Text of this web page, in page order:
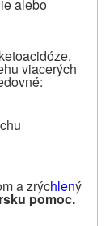
alebo
viacerých
a zrýchlený
pomoc.